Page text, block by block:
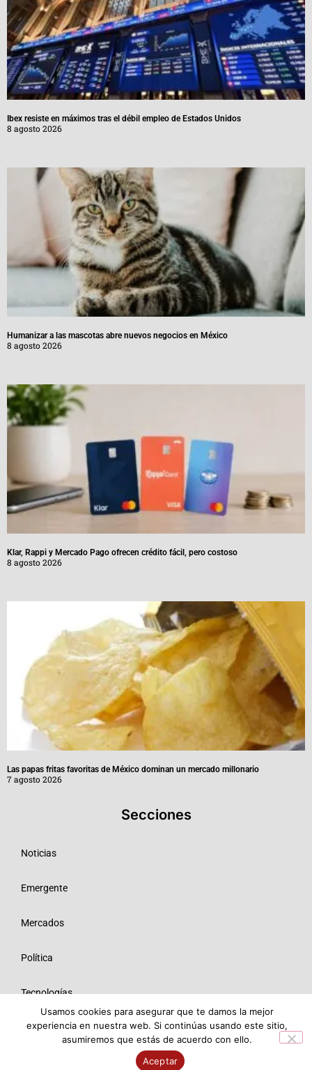
Ibex resiste en máximos tras el débil empleo de Estados Unidos
8 agosto 2026
Humanizar a las mascotas abre nuevos negocios en México
8 agosto 2026
Klar, Rappi y Mercado Pago ofrecen crédito fácil, pero costoso
8 agosto 2026
Las papas fritas favoritas de México dominan un mercado millonario
7 agosto 2026
Secciones
Noticias
Emergente
Mercados
Política
Tecnologías
Opinión
© 2026 Todos los derechos reservados ME SRL.
Usamos cookies para asegurar que te damos la mejor
experiencia en nuestra web. Si continúas usando este sitio,
asumiremos que estás de acuerdo con ello.
Aceptar